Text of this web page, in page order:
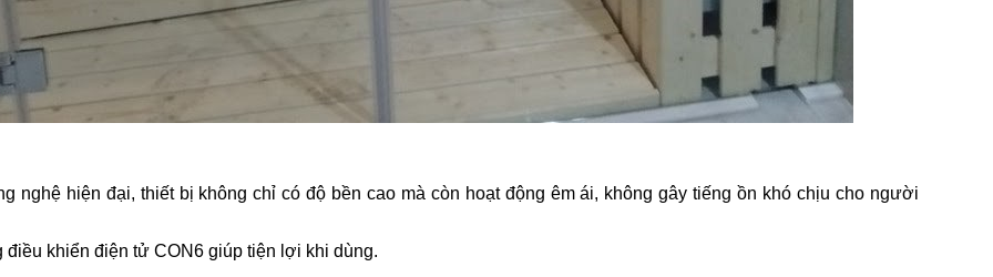
nghệ hiện đại, thiết bị không chỉ có độ bền cao mà còn hoạt động êm ái, không gây tiếng ồn khó chịu cho người
điều khiển điện tử CON6 giúp tiện lợi khi dùng.